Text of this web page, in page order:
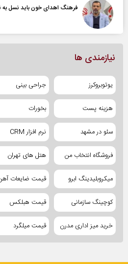
فرهنگ اهدای خون باید نسل
نیازمندی ها
یوتوبروکرز جراحی بینی
هزینه پست بخورات
سئو در مشهد نرم افزار CRM
فروشگاه انتخاب من هتل های تهران
میکروبلیدینگ ابرو قیمت ضایعات
کوچینگ سازمانی قیمت هبلکس
خرید میز اداری مدرن قیمت میلگرد